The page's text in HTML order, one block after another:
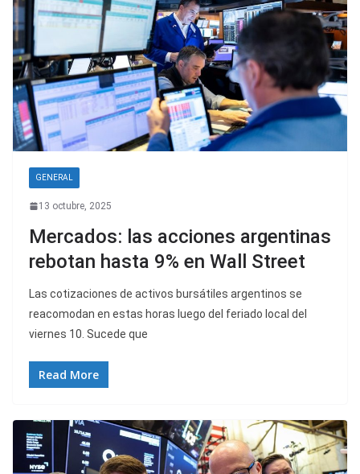
GENERAL
13 octubre, 2025
Mercados: las acciones argentinas
rebotan hasta 9% en Wall Street
Las cotizaciones de activos bursátiles argentinos se
reacomodan en estas horas luego del feriado local del
viernes 10. Sucede que
Read More